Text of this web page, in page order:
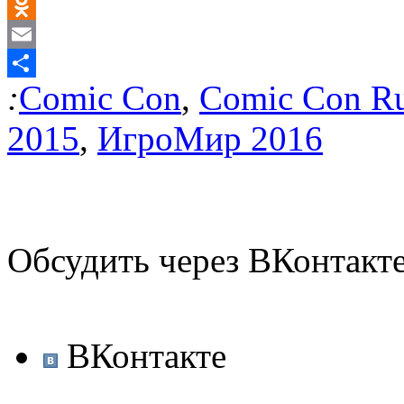
Twitter
Odnoklassniki
Email
Отправить
:Comic Con, Comic Con
2015, ИгроМир 2016
Обсудить через
ВКонтакте